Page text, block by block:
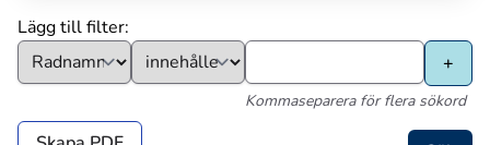
Lägg till filter:
Kommaseparera för flera sökord